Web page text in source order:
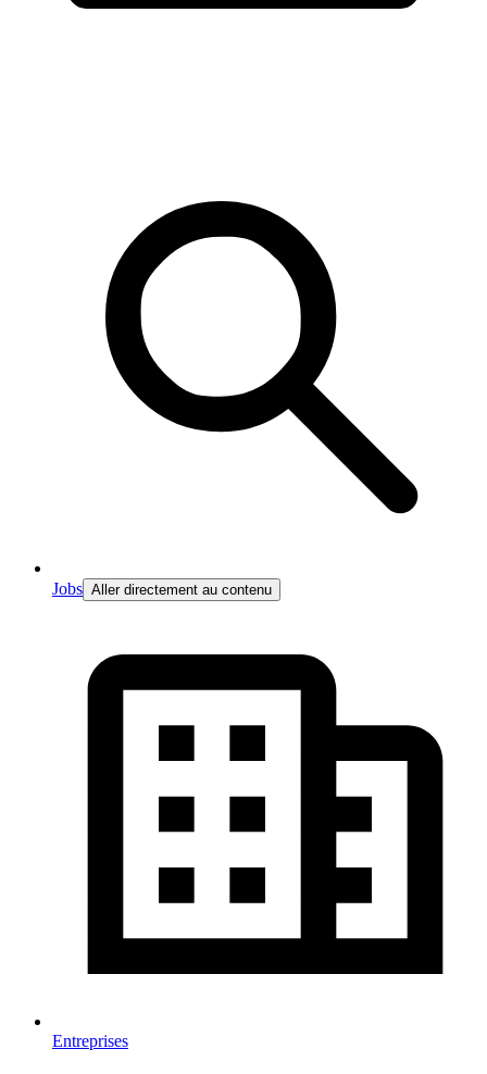
Jobs Aller directement au contenu
Entreprises